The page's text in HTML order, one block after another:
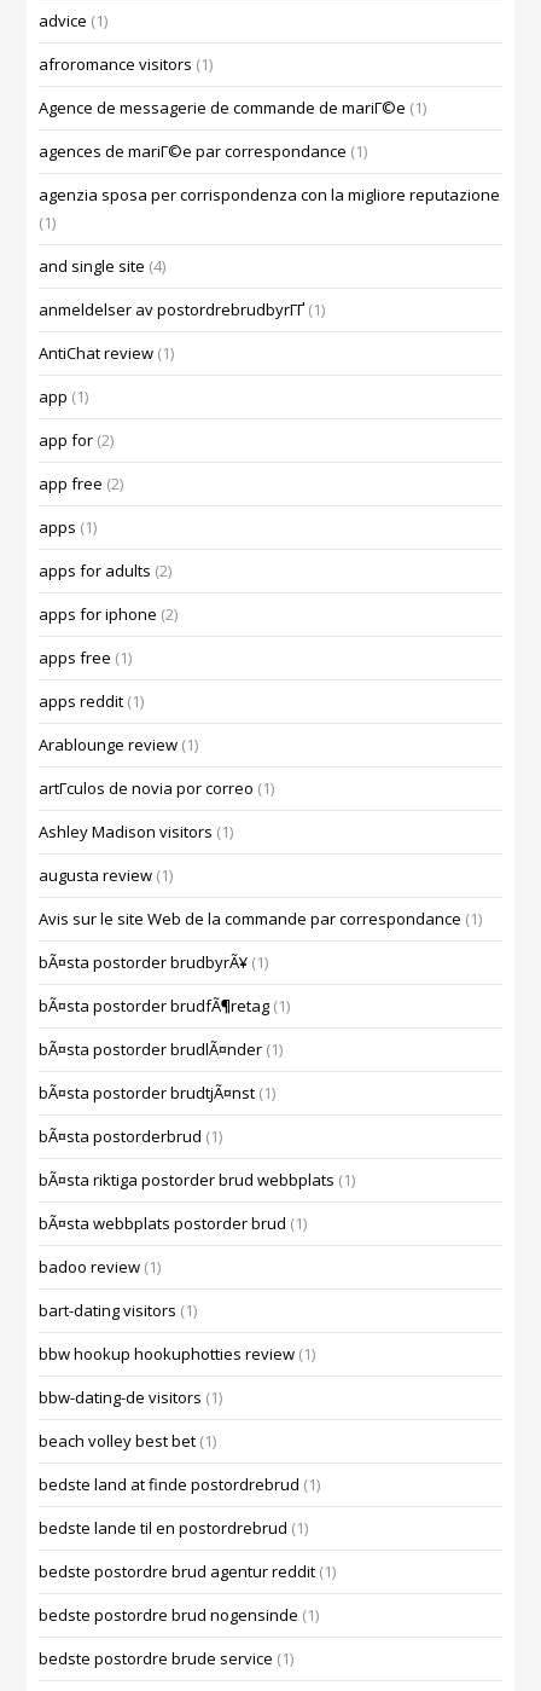
advice (1)
afroromance visitors (1)
Agence de messagerie de commande de mariГ©e (1)
agences de mariГ©e par correspondance (1)
agenzia sposa per corrispondenza con la migliore reputazione
(1)
and single site (4)
anmeldelser av postordrebrudbyrГҐ (1)
AntiChat review (1)
app (1)
app for (2)
app free (2)
apps (1)
apps for adults (2)
apps for iphone (2)
apps free (1)
apps reddit (1)
Arablounge review (1)
artГ­culos de novia por correo (1)
Ashley Madison visitors (1)
augusta review (1)
Avis sur le site Web de la commande par correspondance (1)
bÃ¤sta postorder brudbyrÃ¥ (1)
bÃ¤sta postorder brudfÃ¶retag (1)
bÃ¤sta postorder brudlÃ¤nder (1)
bÃ¤sta postorder brudtjÃ¤nst (1)
bÃ¤sta postorderbrud (1)
bÃ¤sta riktiga postorder brud webbplats (1)
bÃ¤sta webbplats postorder brud (1)
badoo review (1)
bart-dating visitors (1)
bbw hookup hookuphotties review (1)
bbw-dating-de visitors (1)
beach volley best bet (1)
bedste land at finde postordrebrud (1)
bedste lande til en postordrebrud (1)
bedste postordre brud agentur reddit (1)
bedste postordre brud nogensinde (1)
bedste postordre brude service (1)